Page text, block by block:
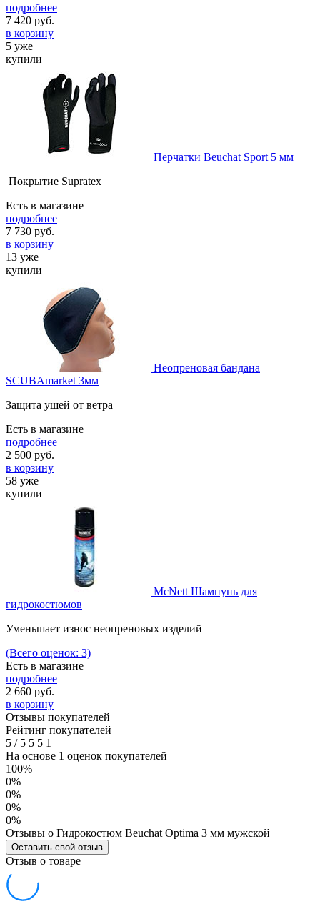
подробнее
7 420 руб.
в корзину
5 уже
купили
Перчатки Beuchat Sport 5 мм
Покрытие Supratex
Есть в магазине
подробнее
7 730 руб.
в корзину
13 уже
купили
Неопреновая бандана
SCUBAmarket 3мм
Защита ушей от ветра
Есть в магазине
подробнее
2 500 руб.
в корзину
58 уже
купили
McNett Шампунь для
гидрокостюмов
Уменьшает износ неопреновых изделий
(Всего оценок: 3)
Есть в магазине
подробнее
2 660 руб.
в корзину
Отзывы покупателей
Рейтинг покупателей
5 /5 5 5 1
На основе 1 оценок покупателей
100%
0%
0%
0%
0%
Отзывы о Гидрокостюм Beuchat Optima 3 мм мужской
Оставить свой отзыв
Отзыв о товаре